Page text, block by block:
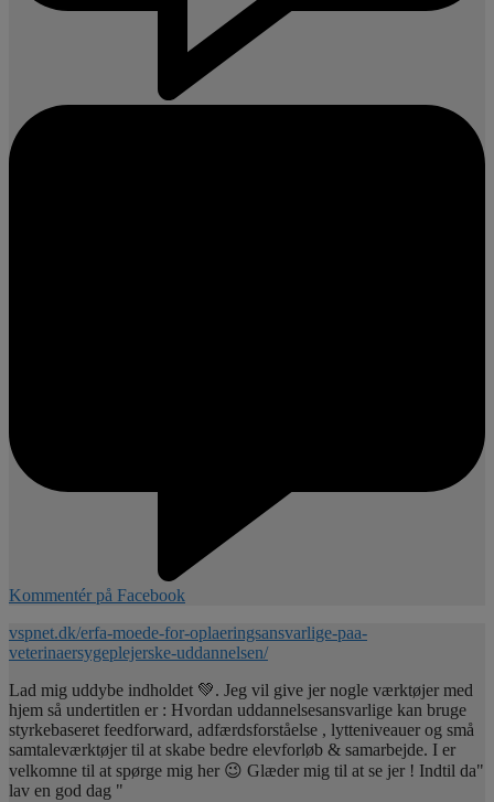
Kommentér på Facebook
vspnet.dk/erfa-moede-for-oplaeringsansvarlige-paa-
veterinaersygeplejerske-uddannelsen/
Lad mig uddybe indholdet 💚. Jeg vil give jer nogle værktøjer med
hjem så undertitlen er : Hvordan uddannelsesansvarlige kan bruge
styrkebaseret feedforward, adfærdsforståelse , lytteniveauer og små
samtaleværktøjer til at skabe bedre elevforløb & samarbejde. I er
velkomne til at spørge mig her 😉 Glæder mig til at se jer ! Indtil da"
lav en god dag "